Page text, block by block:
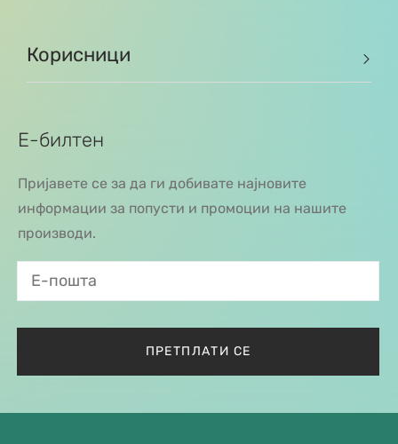
Корисници
Е-билтен
Пријавете се за да ги добивате најновите
информации за попусти и промоции на нашите
производи.